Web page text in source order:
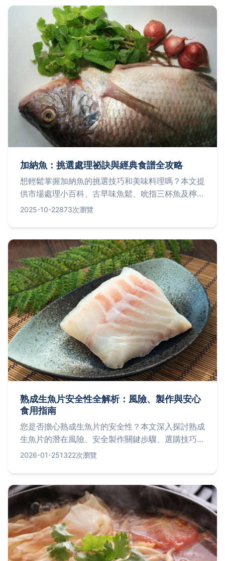
加納魚：挑選處理祕訣與經典食譜全攻略
想輕鬆掌握加納魚的挑選技巧和美味料理嗎？本文提
供市場處理小百科、古早味魚鬆、吮指三杯魚及檸檬
蒸魚食譜教學，並解答常見疑問，讓您快速成為料理
2025-10-22873次瀏覽
熟成生魚片安全性全解析：風險、製作與安心
食用指南
您是否擔心熟成生魚片的安全性？本文深入探討熟成
生魚片的潛在風險、安全製作關鍵步驟、選購技巧，
以及如何避免食物中毒。從細菌控制到權威資源，提
2026-01-251322次瀏覽